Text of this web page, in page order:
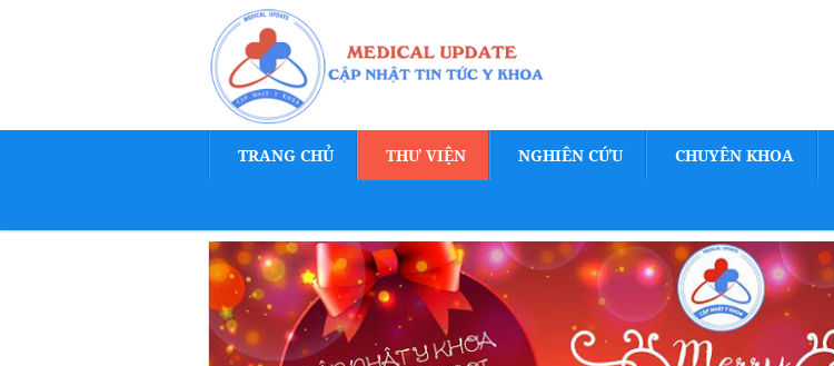
TRANG CHỦ THƯ VIỆN NGHIÊN CỨU CHUYÊN KHOA